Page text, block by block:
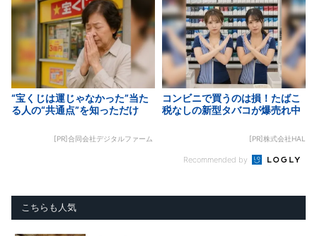
“宝くじは運じゃなかった”当た
る人の“共通点”を知っただけ
[PR]合同会社デジタルファーム
コンビニで買うのは損！たばこ
税なしの新型タバコが爆売れ中
[PR]株式会社HAL
Recommended by
こちらも人気